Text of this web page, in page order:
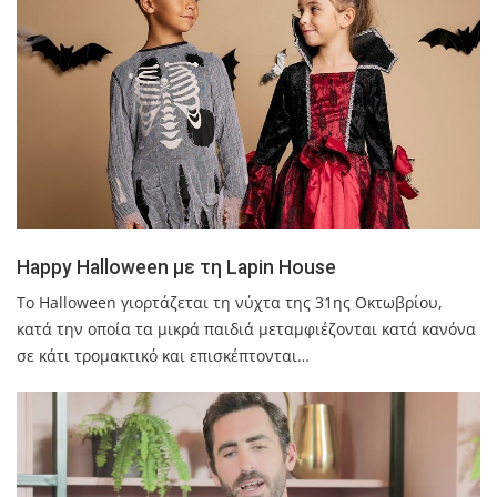
Happy Halloween με τη Lapin House
Το Halloween γιορτάζεται τη νύχτα της 31ης Οκτωβρίου,
κατά την οποία τα μικρά παιδιά μεταμφιέζονται κατά κανόνα
σε κάτι τρομακτικό και επισκέπτονται…